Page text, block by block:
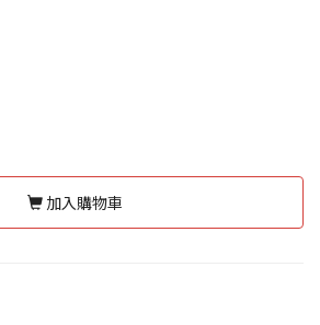
加入購物車